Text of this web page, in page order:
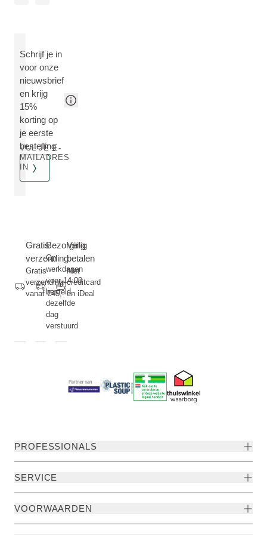
Schrijf je in
voor onze
nieuwsbrief
en krijg
15%
korting op
je eerste
bestelling
VUL JE E-
MAILADRES
IN
Gratis
verzending
Gratis
verzending
vanaf €45,-
Bezorging
Op
werkdagen
voor 14:00
besteld,
dezelfde
dag
verstuurd
Veilig
betalen
Met
creditcard
en iDeal
PROFESSIONALS
SERVICE
VOORWAARDEN